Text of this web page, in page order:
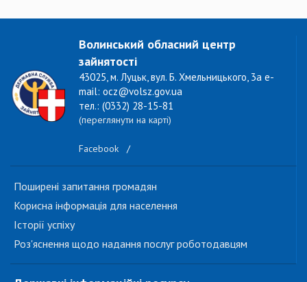
Волинський обласний центр
зайнятості
43025, м. Луцьк, вул. Б. Хмельницького, 3а e-
mail: ocz@volsz.gov.ua
тел.: (0332) 28-15-81
(переглянути на карті)
Facebook /
Поширені запитання громадян
Корисна інформація для населення
Історії успіху
Роз'яснення щодо надання послуг роботодавцям